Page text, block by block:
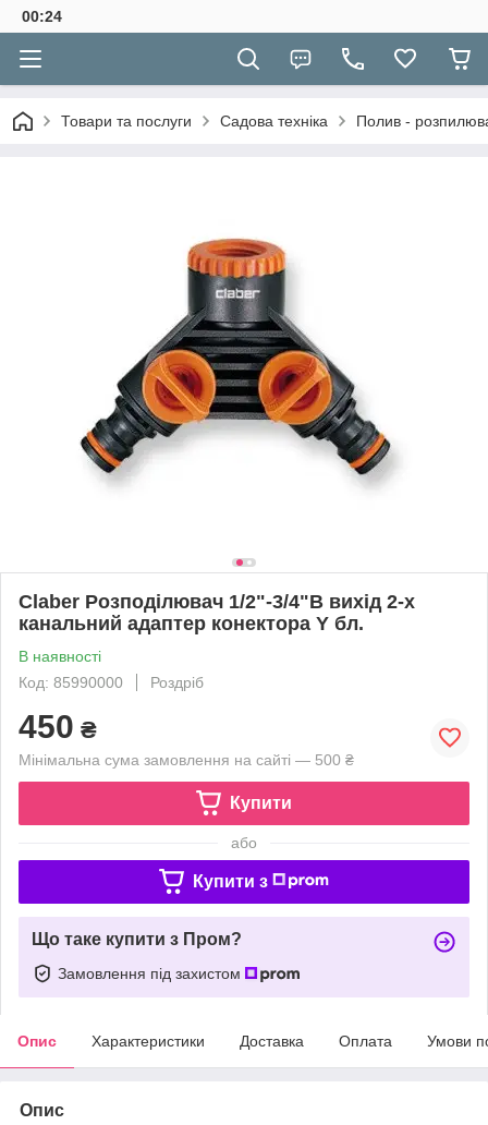
00:24
Товари та послуги Садова техніка Полив -
Claber Розподілювач 1/2"-3/4"В вихід 2-х
канальний адаптер конектора Y бл.
В наявності
Код: 85990000
Роздріб
450 ₴
Мінімальна сума замовлення на сайті — 500 ₴
Купити
або
Купити з
Що таке купити з Пром?
Замовлення під захистом
Опис Характеристики Доставка Оплата Умови
Опис